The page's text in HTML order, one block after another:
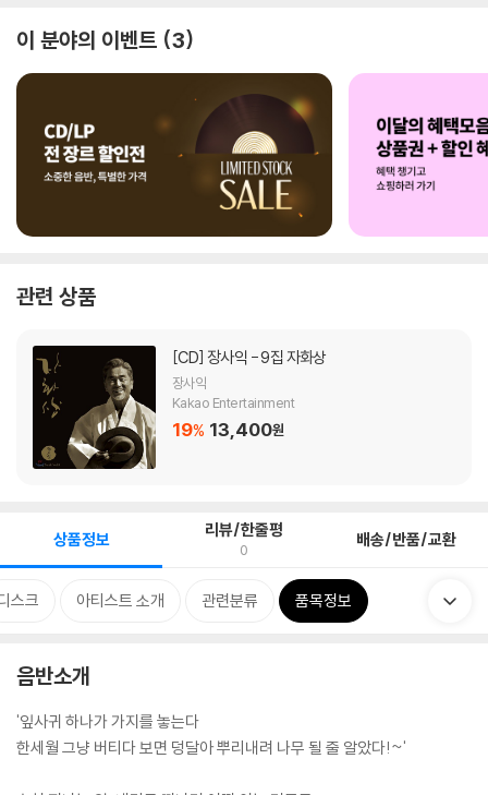
이 분야의 이벤트 3
관련 상품
[CD] 장사익 - 9집 자화상
장사익
Kakao Entertainment
19% 13,400원
상품정보 리뷰/한줄평
0 배송/반품/교환
스크 아티스트 소개 관련분류 품목정보
음반소개
'잎사귀 하나가 가지를 놓는다
한세월 그냥 버티다 보면 덩달아 뿌리내려 나무 될 줄 알았다!~'